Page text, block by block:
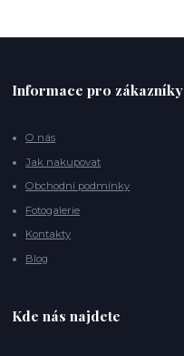
Informace pro zákazníky
O nás
Jak nakupovat
Obchodní podmínky
Fotogalerie
Kontakty
Blog
Kde nás najdete